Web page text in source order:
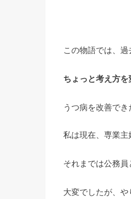
この物語では、過
ちょっと考え方を
うつ病を改善で
私は現在、専業主
それまでは公務員
大変でしたが、や